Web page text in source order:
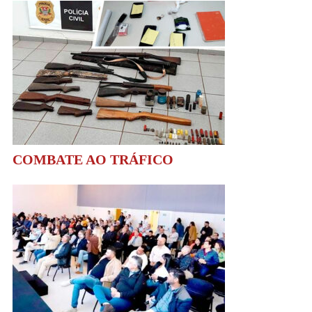
COMBATE AO TRÁFICO